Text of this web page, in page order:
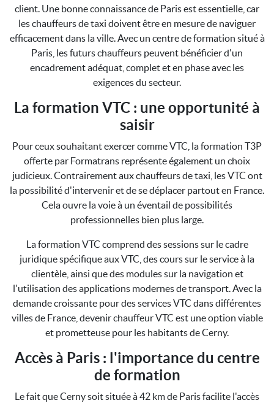
client. Une bonne connaissance de Paris est essentielle, car
les chauffeurs de taxi doivent être en mesure de naviguer
efficacement dans la ville. Avec un centre de formation situé à
Paris, les futurs chauffeurs peuvent bénéficier d'un
encadrement adéquat, complet et en phase avec les
exigences du secteur.
La formation VTC : une opportunité à
saisir
Pour ceux souhaitant exercer comme VTC, la formation T3P
offerte par Formatrans représente également un choix
judicieux. Contrairement aux chauffeurs de taxi, les VTC ont
la possibilité d'intervenir et de se déplacer partout en France.
Cela ouvre la voie à un éventail de possibilités
professionnelles bien plus large.
La formation VTC comprend des sessions sur le cadre
juridique spécifique aux VTC, des cours sur le service à la
clientèle, ainsi que des modules sur la navigation et
l'utilisation des applications modernes de transport. Avec la
demande croissante pour des services VTC dans différentes
villes de France, devenir chauffeur VTC est une option viable
et prometteuse pour les habitants de Cerny.
Accès à Paris : l'importance du centre
de formation
Le fait que Cerny soit située à 42 km de Paris facilite l'accès